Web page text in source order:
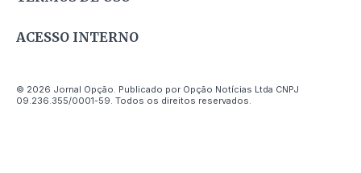
ACESSO INTERNO
© 2026 Jornal Opção. Publicado por Opção Notícias Ltda CNPJ
09.236.355/0001-59. Todos os direitos reservados.